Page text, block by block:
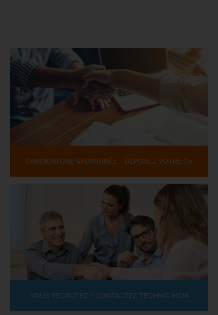
CANDIDATURE SPONTANÉE - DÉPOSEZ VOTRE CV
VOUS RECRUTEZ ? CONTACTEZ TECHNIC MCM